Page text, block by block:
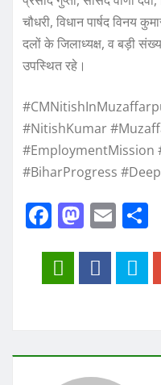
चौधरी, विधान पार्षद विनय
दलों के जिलाध्यक्ष, व बड़ी
उपस्थित रहे।
#NitishKumar
#EmploymentMission
#BiharProgress
F
c
e
M
st
o
n
E
ai
l